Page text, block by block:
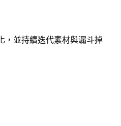
，並持續迭代素材與漏斗掉